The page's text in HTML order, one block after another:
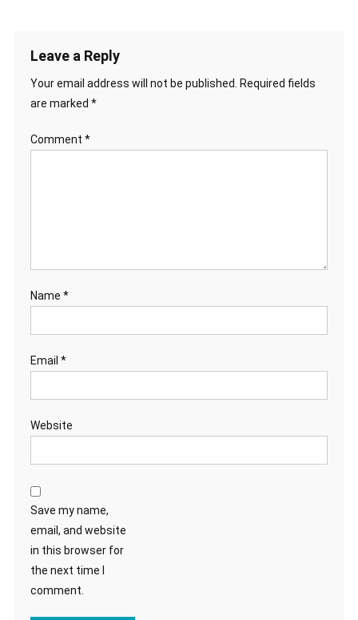
Leave a Reply
Your email address will not be published. Required fields
are marked *
Comment *
Name *
Email *
Website
Save my name,
email, and website
in this browser for
the next time I
comment.